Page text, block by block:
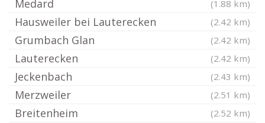
Medard (1.88 km)
Hausweiler bei Lauterecken (2.42 km)
Grumbach Glan (2.42 km)
Lauterecken (2.42 km)
Jeckenbach (2.43 km)
Merzweiler (2.51 km)
Breitenheim (2.52 km)